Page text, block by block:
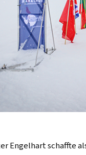
Engelhart schaffte